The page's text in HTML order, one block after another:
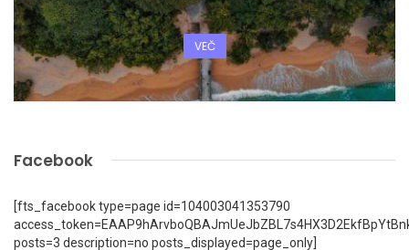
VEČ
Facebook
[fts_facebook type=page id=104003041353790
posts=3 description=no posts_displayed=page_only]